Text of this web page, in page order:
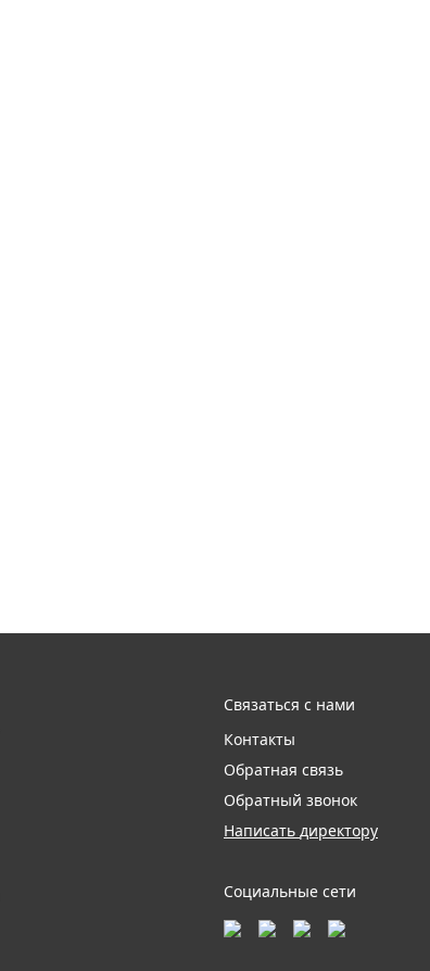
Связаться с нами
Контакты
Обратная связь
Обратный звонок
Написать директору
Социальные сети